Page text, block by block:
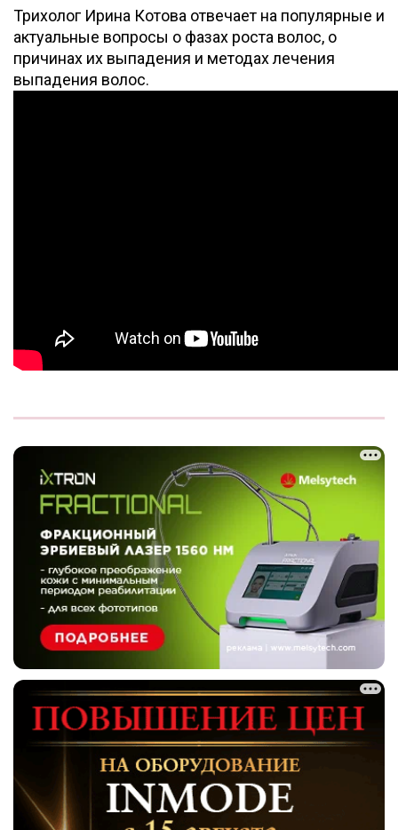
Трихолог Ирина Котова отвечает на популярные и
актуальные вопросы о фазах роста волос, о
причинах их выпадения и методах лечения
выпадения волос.